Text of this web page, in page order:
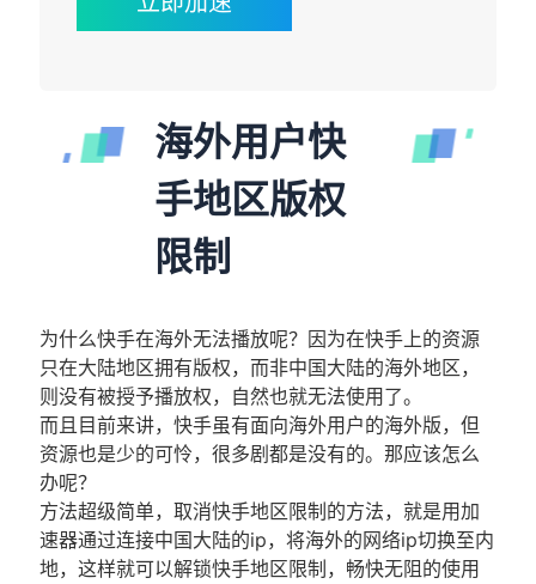
海外用户快
手地区版权
限制
为什么快手在海外无法播放呢？因为在快手上的资源
只在大陆地区拥有版权，而非中国大陆的海外地区，
则没有被授予播放权，自然也就无法使用了。
而且目前来讲，快手虽有面向海外用户的海外版，但
资源也是少的可怜，很多剧都是没有的。那应该怎么
办呢？
方法超级简单，取消快手地区限制的方法，就是用加
速器通过连接中国大陆的ip，将海外的网络ip切换至内
地，这样就可以解锁快手地区限制，畅快无阻的使用